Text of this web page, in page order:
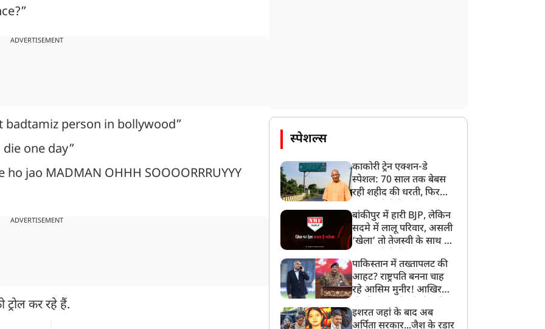
ADVERTISEMENT
badtamiz person in bollywood”
one day”
ho jao MADMAN OHHH SOOOORRRUYYY
ADVERTISEMENT
कर रहे हैं.
स्पेशल्स
काकोरी ट्रेन एक्शन-डे
स्पेशल: 70 साल तक बेबस
रही शहीद की धरती, फिर
पीढ़ियों का दर्द
बांकीपुर में हारी BJP, लेकिन
सदमे में लालू परिवार, असली
‘खेला’ तो तेजस्वी के साथ हो
पाकिस्तान में तख्तापलट की
आहट? राष्ट्रपति बनना चाह
रहे आसिम मुनीर! आखिर
बनाया मोहरा?
इशरत जहां के बाद अब
अर्पिता सरकार...जैश के रडार